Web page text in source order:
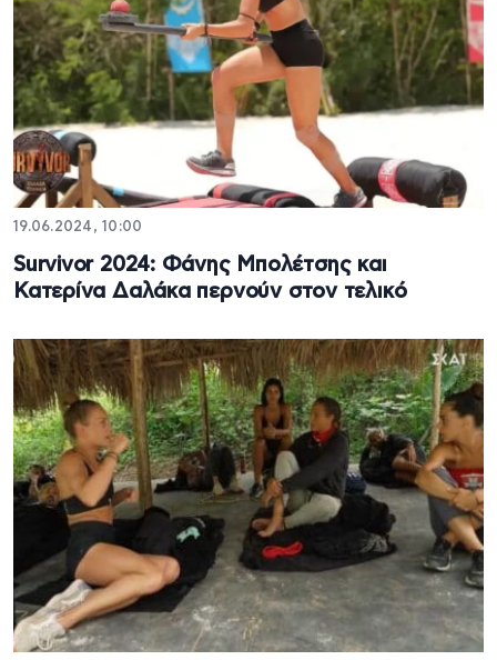
19.06.2024, 10:00
Survivor 2024: Φάνης Μπολέτσης και
Κατερίνα Δαλάκα περνούν στον τελικό